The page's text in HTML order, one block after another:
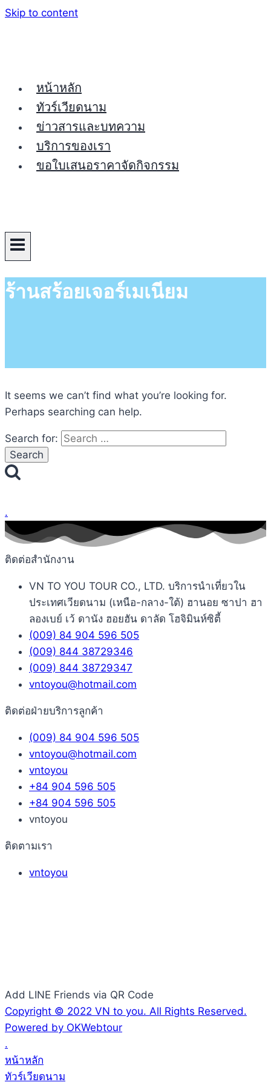
Skip to content
หน้าหลัก
ทัวร์เวียดนาม
ข่าวสารและบทความ
บริการของเรา
ขอใบเสนอราคาจัดกิจกรรม
ร้านสร้อยเจอร์เมเนียม
It seems we can’t find what you’re looking for.
Perhaps searching can help.
Search for:
.
ติดต่อสำนักงาน
VN TO YOU TOUR CO., LTD. บริการนำเที่ยวใน
ประเทศเวียดนาม (เหนือ-กลาง-ใต้) ฮานอย ซาปา ฮา
ลองเบย์ เว้ ดานัง ฮอยฮัน ดาลัด โฮจิมินห์ซิตี้
(009) 84 904 596 505
(009) 844 38729346
(009) 844 38729347
vntoyou@hotmail.com
ติดต่อฝ่ายบริการลูกค้า
(009) 84 904 596 505
vntoyou@hotmail.com
vntoyou
+84 904 596 505
+84 904 596 505
vntoyou
ติดตามเรา
vntoyou
Add LINE Friends via QR Code
Copyright © 2022 VN to you. All Rights Reserved.
Powered by OKWebtour
.
หน้าหลัก
ทัวร์เวียดนาม